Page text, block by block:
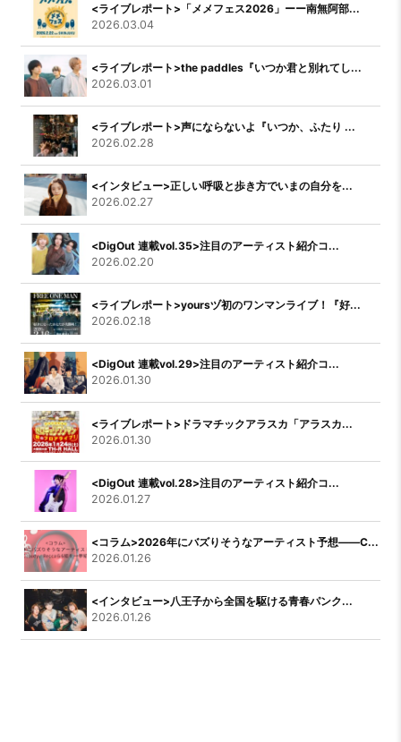
<ライブレポート>「メメフェス2026」ーー南無阿部...
2026.03.04
<ライブレポート>the paddles『いつか君と別れてし...
2026.03.01
<ライブレポート>声にならないよ『いつか、ふたり ...
2026.02.28
<インタビュー>正しい呼吸と歩き方でいまの自分を...
2026.02.27
<DigOut 連載vol.35>注目のアーティスト紹介コ...
2026.02.20
<ライブレポート>yoursヅ初のワンマンライブ！『好...
2026.02.18
<DigOut 連載vol.29>注目のアーティスト紹介コ...
2026.01.30
<ライブレポート>ドラマチックアラスカ「アラスカ...
2026.01.30
<DigOut 連載vol.28>注目のアーティスト紹介コ...
2026.01.27
<コラム>2026年にバズりそうなアーティスト予想――C...
2026.01.26
<インタビュー>八王子から全国を駆ける青春パンク...
2026.01.26